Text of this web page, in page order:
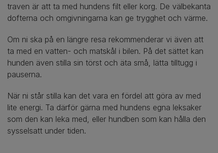
traven är att ta med hundens filt eller korg. De välbekanta
dofterna och omgivningarna kan ge trygghet och värme.
Om ni ska på en längre resa rekommenderar vi även att
ta med en vatten- och matskål i bilen. På det sättet kan
hunden även stilla sin törst och äta små, lätta tilltugg i
pauserna.
När ni står stilla kan det vara en fördel att göra av med
lite energi. Ta därför gärna med hundens egna leksaker
som den kan leka med, eller hundben som kan hålla den
sysselsatt under tiden.